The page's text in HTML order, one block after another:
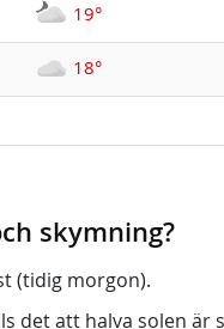
19°
18°
skymning?
(tidig morgon).
det att halva solen är